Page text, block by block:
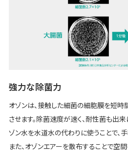
強力な除菌力
オゾンは、接触した細菌の細胞膜を短時
させます。除菌速度が速く、耐性菌も出
ゾン水を水道水の代わりに使うことで、
また、オゾンエアーを散布することで空